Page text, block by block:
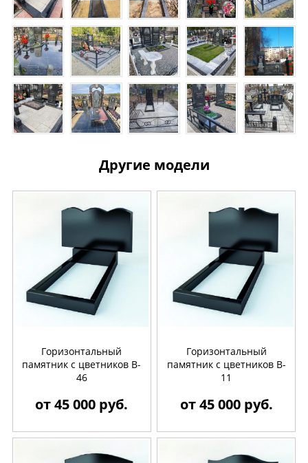
Другие модели
Горизонтальный
памятник с цветников B-
46
от 45 000 руб.
Горизонтальный
памятник с цветников B-
11
от 45 000 руб.